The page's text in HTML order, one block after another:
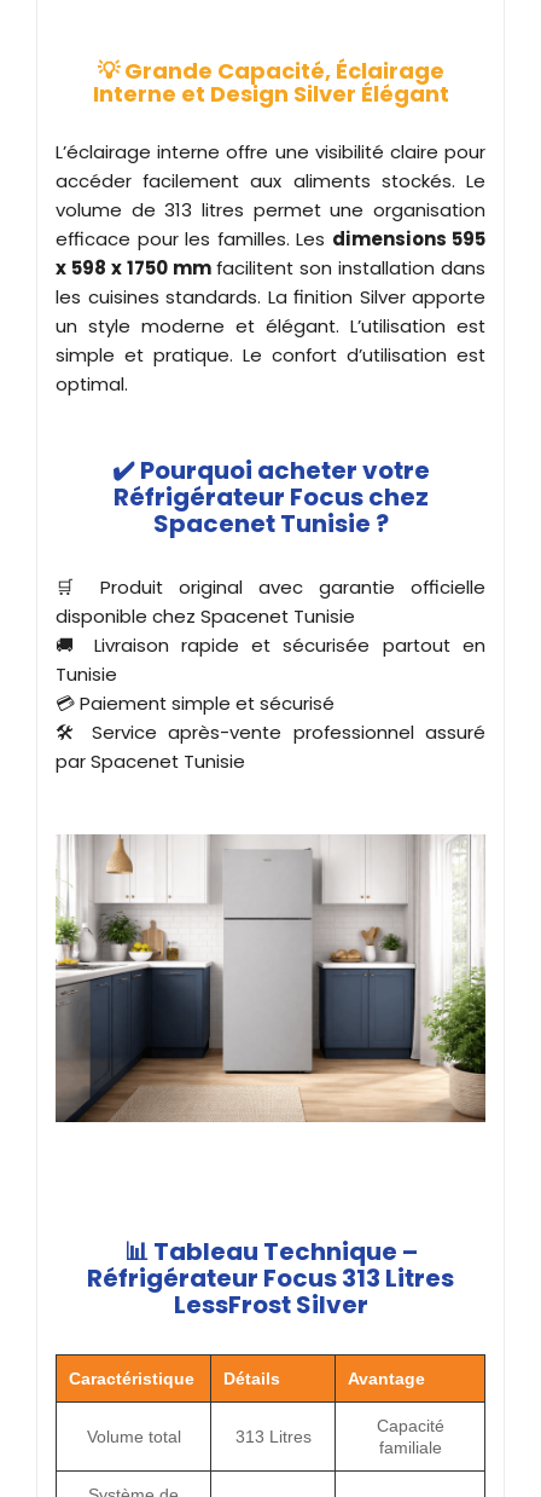
💡 Grande Capacité, Éclairage
Interne et Design Silver Élégant
L’éclairage interne offre une visibilité claire pour
accéder facilement aux aliments stockés. Le
volume de 313 litres permet une organisation
efficace pour les familles. Les dimensions 595
x 598 x 1750 mmfacilitent son installation dans
les cuisines standards. La finition Silver apporte
un style moderne et élégant. L’utilisation est
simple et pratique. Le confort d’utilisation est
optimal.
✔️ Pourquoi acheter votre
Réfrigérateur Focus chez
Spacenet Tunisie ?
🛒 Produit original avec garantie officielle
disponible chez Spacenet Tunisie
🚚 Livraison rapide et sécurisée partout en
Tunisie
💳 Paiement simple et sécurisé
🛠️ Service après-vente professionnel assuré
par Spacenet Tunisie
📊 Tableau Technique –
Réfrigérateur Focus 313 Litres
LessFrost Silver
Caractéristique Détails Avantage
Volume total 313 Litres
Capacité
familiale